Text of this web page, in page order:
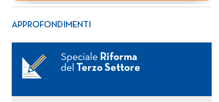
APPROFONDIMENTI
Speciale Riforma
del
Terzo Settore